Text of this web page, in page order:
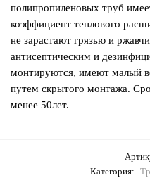
полипропиленовых труб
коэффициент теплового
не зарастают грязью и
антисептическим и
монтируются, имеют малый
путем скрытого монтажа.
менее 50лет.
Категория: